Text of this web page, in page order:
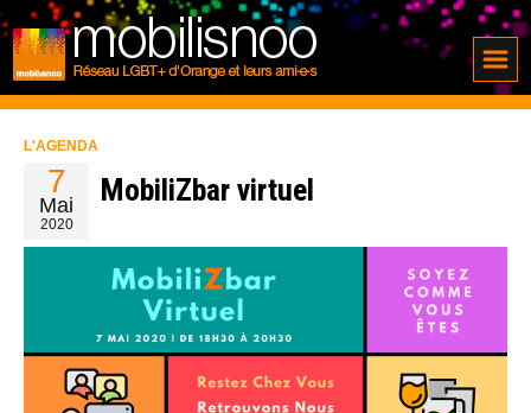
L'AGENDA
7
Mai
2020
MobiliZbar virtuel